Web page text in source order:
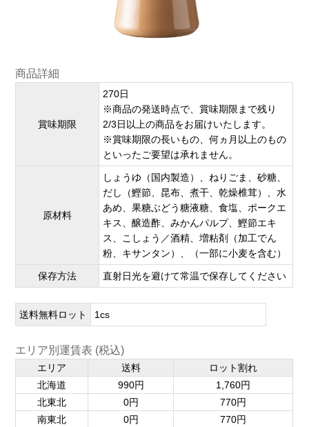
商品詳細
賞味期限
270日
※商品の発送時点で、賞味期限まで残り
2/3日以上の商品をお届けいたします。
※賞味期限の長いもの、何ヵ月以上のもの
といったご要望は承れません。
原材料
しょうゆ（国内製造）、ねりごま、砂糖、
だし（鰹節、昆布、煮干、乾燥椎茸）、水
あめ、果糖ぶどう糖液糖、食塩、ポークエ
キス、醸造酢、みかんパルプ、鰹節エキ
ス、こしょう／酒精、増粘剤（加工でん
粉、キサンタン）、（一部に小麦を含む）
保存方法 直射日光を避けて常温で保存してください
送料無料ロット 1cs
エリア別運賃表 (税込)
エリア 送料
ロット割れ
北海道
990円
1,760円
北東北
0円
770円
南東北
0円
770円